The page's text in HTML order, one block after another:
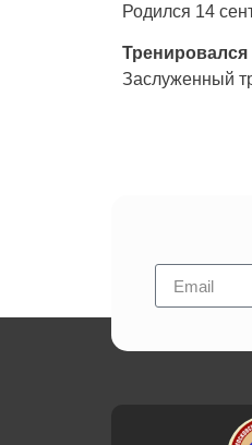
Родился 14
Заслуженный